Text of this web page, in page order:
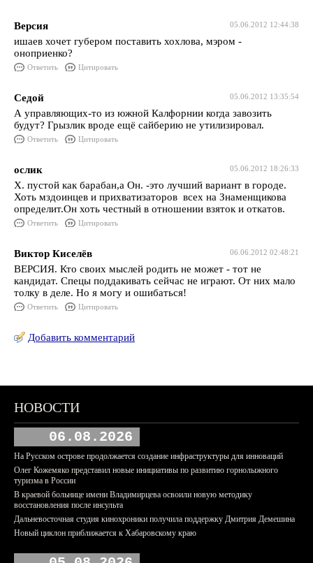
05.06.2012 12:44:38
Версия
ишаев хочет губером поставить хохлова, мэром -
оноприенко?
Ответить Цитировать
05.06.2012 13:35:54
Седой
А управляющих-то из южной Калфорнии когда завозить
будут? Грызлик вроде ещё сайберию не утилизировал.
Ответить Цитировать
05.06.2012 18:26:33
ослик
Х. пустой как барабан,а Он. -это лучший вариант в городе.
Хоть мздоинцев и прихватизаторов всех на Знаменщикова
определит.Он хоть честный в отношении взяток и откатов.
Ответить Цитировать
06.06.2012 02:48:21
Виктор Киселёв
ВЕРСИЯ. Кто своих мыслей родить не может - тот не
кандидат. Спецы поддакивать сейчас не играют. От них мало
толку в деле. Но я могу и ошибаться!
Ответить Цитировать
Добавить комментарий
НОВОСТИ
06.08.2026
На Русском острове продолжается создание инфраструктуры для инноваций
Олег Кожемяко представил новые инициативы по развитию горнолыжного
туризма в России
В краевой больнице имени Владимирцева освоили новую методику
восстановления после инсульта
Дальневосточная студия кинохроники получила поддержку Дмитрия Демешина
Новый циклон приближается к Хабаровскому краю